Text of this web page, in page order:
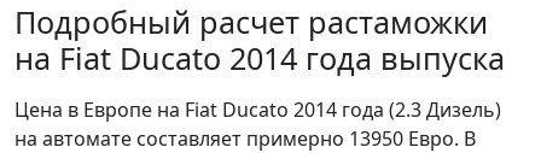
Подробный расчет растаможки
на Fiat Ducato 2014 года выпуска
Цена в Европе на Fiat Ducato 2014 года (2.3 Дизель)
на автомате составляет примерно 13950 Евро. В